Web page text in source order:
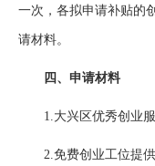
一次，各拟申请补贴的
请材料。
四、申请材料
1.大兴区优秀创业服
2.免费创业工位提供